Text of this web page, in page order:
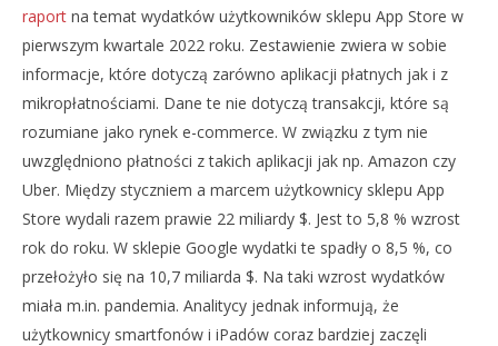
NOW VIEWING
UŻYTKOWNICY SKLEPU APP STORE WYDAJĄ W NIM
CORAZ WIĘCEJ PIENIĘDZY
29
kwietnia
2022
Mateusz
Bauman
raport na temat wydatków użytkowników sklepu App Store w
pierwszym kwartale 2022 roku. Zestawienie zwiera w sobie
informacje, które dotyczą zarówno aplikacji płatnych jak i z
mikropłatnościami. Dane te nie dotyczą transakcji, które są
rozumiane jako rynek e-commerce. W związku z tym nie
uwzględniono płatności z takich aplikacji jak np. Amazon czy
Uber. Między styczniem a marcem użytkownicy sklepu App
Store wydali razem prawie 22 miliardy $. Jest to 5,8 % wzrost
rok do roku. W sklepie Google wydatki te spadły o 8,5 %, co
przełożyło się na 10,7 miliarda $. Na taki wzrost wydatków
miała m.in. pandemia. Analitycy jednak informują, że
użytkownicy smartfonów i iPadów coraz bardziej zaczęli